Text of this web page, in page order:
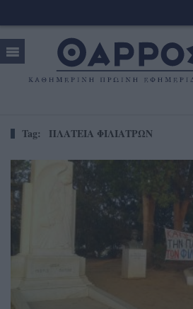
Tag: ΠΛΑΤΕΙΑ ΦΙΛΙΑΤΡΩΝ